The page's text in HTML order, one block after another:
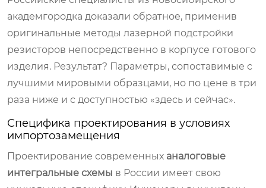
академгородка доказали обратное, применив
оригинальные методы лазерной подстройки
резисторов непосредственно в корпусе готового
изделия. Результат? Параметры, сопоставимые с
лучшими мировыми образцами, но по цене в три
раза ниже и с доступностью «здесь и сейчас».
Специфика проектирования в условиях
импортозамещения
Проектирование современных аналоговые
интегральные схемы в России имеет свою